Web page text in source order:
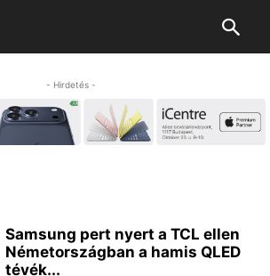
- Hirdetés -
Samsung pert nyert a TCL ellen
Németországban a hamis QLED
tévék...